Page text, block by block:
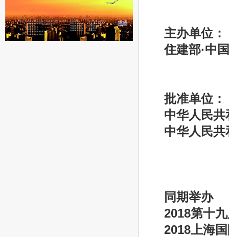
主办单位：
住建部·中
批准单位：
中华人民
中华人民
同期举办
2018第十
2018上海